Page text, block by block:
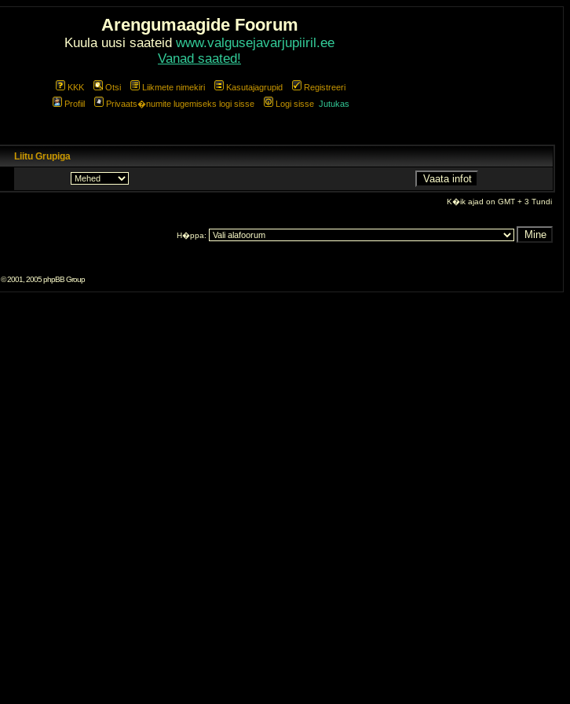
Arengumaagide Foorum
Kuula uusi saateid www.valgusejavarjupiiril.ee
Vanad saated!
KKK Otsi Liikmete nimekiri Kasutajagrupid
Registreeri
Profiil
Privaats�numite lugemiseks logi sisse Logi sisse Jutukas
Liitu Grupiga
K�ik ajad on GMT + 3 Tundi
H�ppa:
© 2001, 2005 phpBB Group